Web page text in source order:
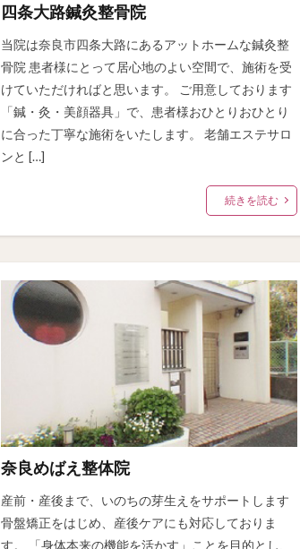
四条大路鍼灸整骨院
当院は奈良市四条大路にあるアットホームな鍼灸整
骨院 患者様にとって居心地のよい空間で、施術を受
けていただければと思います。 ご用意しております
「鍼・灸・美顔器具」で、患者様おひとりおひとり
に合った丁寧な施術をいたします。 老舗エステサロ
ンと […]
続きを読む
奈良めばえ整体院
産前・産後まで、いのちの芽生えをサポートします
骨盤矯正をはじめ、産後ケアにも対応しておりま
す。 「身体本来の機能を活かす」ことを目的とし、